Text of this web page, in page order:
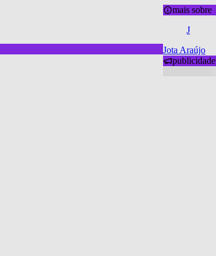
mais sobre
J
Jota Araújo
publicidade